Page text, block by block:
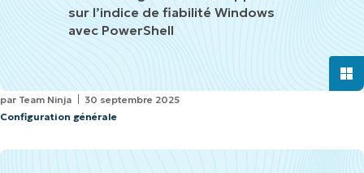
sur l’indice de fiabilité Windows
avec PowerShell
par Team Ninja
30 septembre 2025
Configuration générale